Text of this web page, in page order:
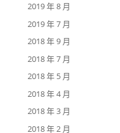
2019 年 8 月
2019 年 7 月
2018 年 9 月
2018 年 7 月
2018 年 5 月
2018 年 4 月
2018 年 3 月
2018 年 2 月